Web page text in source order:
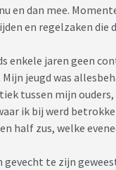
en dan mee.
en regelzaken die
enkele jaren geen
Mijn jeugd was
tussen mijn
ik bij werd
half zus, welke
gevecht te zijn